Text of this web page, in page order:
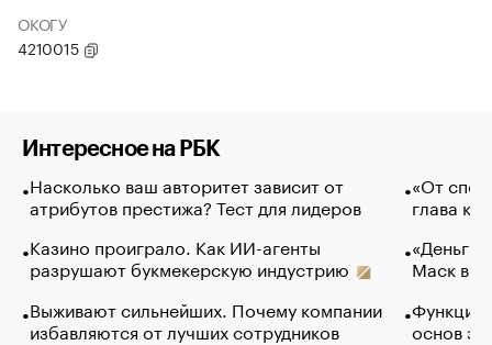
ОКОГУ
4210015
Интересное на РБК
Насколько ваш авторитет зависит от
атрибутов престижа? Тест для лидеров
Казино проиграло. Как ИИ-агенты
разрушают букмекерскую индустрию
Выживают сильнейших. Почему компании
избавляются от лучших сотрудников
«От
глава
«Деньги
Маск в
Функции
основ